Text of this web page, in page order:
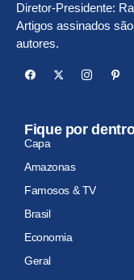
Diretor-Presidente:
Artigos assinados
autores.
Fique por
Capa
Amazonas
Famosos & TV
Brasil
Economia
Geral